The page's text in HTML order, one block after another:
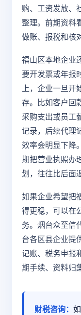
购、工资发放、
整理。前期资料
做账、报税和核
福山区本地企业
要开发票或年报
上，企业一旦
存。比如客户回
采购支出或员工
记录，后续代理
效率会明显下降
期把营业执照办
划，往往比后面
如果企业希望把
得更稳，可以在
务。烟台众至信
台各区县企业提
记账、税务申报
期手续、资料归
财税咨询：